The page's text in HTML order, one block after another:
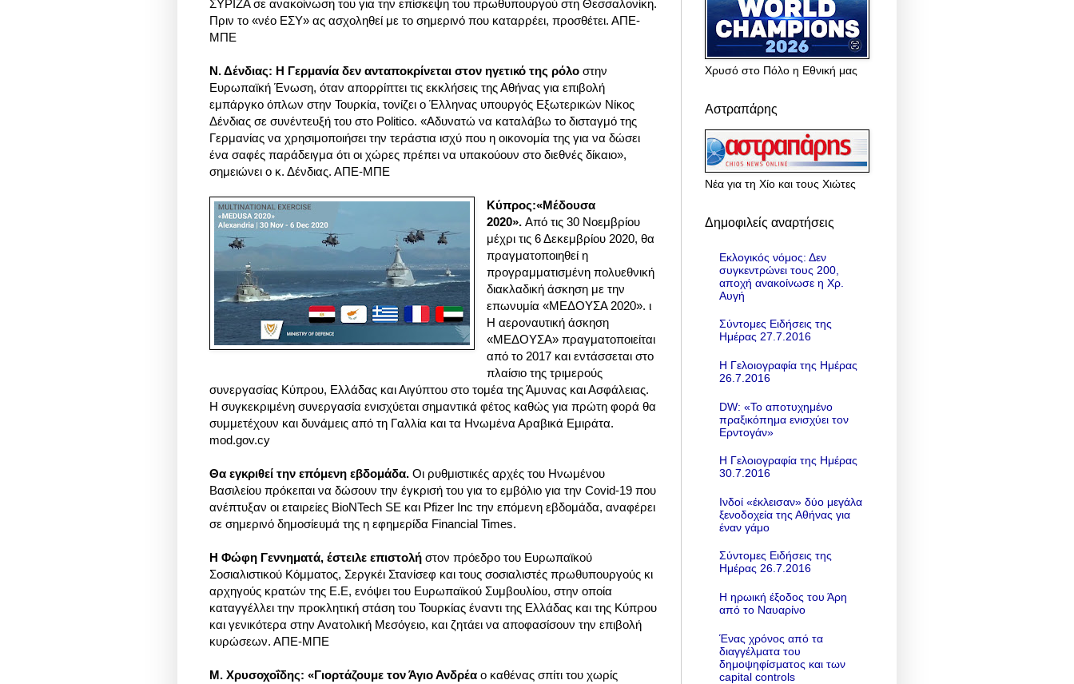
ΣΥΡΙΖΑ σε ανακοίνωση του για την επίσκεψη του πρωθυπουργού στη Θεσσαλονίκη.
Πριν το «νέο ΕΣΥ» ας ασχοληθεί με το σημερινό που καταρρέει, προσθέτει. ΑΠΕ-
ΜΠΕ
Ν. Δένδιας: H Γερμανία δεν ανταποκρίνεται στον ηγετικό της ρόλο στην
Ευρωπαϊκή Ένωση, όταν απορρίπτει τις εκκλήσεις της Αθήνας για επιβολή
εμπάργκο όπλων στην Τουρκία, τονίζει ο Έλληνας υπουργός Εξωτερικών Νίκος
Δένδιας σε συνέντευξή του στο Politico. «Αδυνατώ να καταλάβω το δισταγμό της
Γερμανίας να χρησιμοποιήσει την τεράστια ισχύ που η οικονομία της για να δώσει
ένα σαφές παράδειγμα ότι οι χώρες πρέπει να υπακούουν στο διεθνές δίκαιο»,
σημειώνει ο κ. Δένδιας. ΑΠΕ-ΜΠΕ
Κύπρος:«Μέδουσα
2020». Από τις 30 Νοεμβρίου
μέχρι τις 6 Δεκεμβρίου 2020, θα
πραγματοποιηθεί η
προγραμματισμένη πολυεθνική
διακλαδική άσκηση με την
επωνυμία «ΜΕΔΟΥΣΑ 2020». ι
Η αεροναυτική άσκηση
«ΜΕΔΟΥΣΑ» πραγματοποιείται
από το 2017 και εντάσσεται στο
πλαίσιο της τριμερούς
συνεργασίας Κύπρου, Ελλάδας και Αιγύπτου στο τομέα της Άμυνας και Ασφάλειας.
Η συγκεκριμένη συνεργασία ενισχύεται σημαντικά φέτος καθώς για πρώτη φορά θα
συμμετέχουν και δυνάμεις από τη Γαλλία και τα Ηνωμένα Αραβικά Εμιράτα.
mod.gov.cy
Θα εγκριθεί την επόμενη εβδομάδα. Οι ρυθμιστικές αρχές του Ηνωμένου
Βασιλείου πρόκειται να δώσουν την έγκρισή του για το εμβόλιο για την Covid-19 που
ανέπτυξαν οι εταιρείες BioNTech SE και Pfizer Inc την επόμενη εβδομάδα, αναφέρει
σε σημερινό δημοσίευμά της η εφημερίδα Financial Times.
Η Φώφη Γεννηματά, έστειλε επιστολή στον πρόεδρο του Ευρωπαϊκού
Σοσιαλιστικού Κόμματος, Σεργκέι Στανίσεφ και τους σοσιαλιστές πρωθυπουργούς κι
αρχηγούς κρατών της Ε.Ε, ενόψει του Ευρωπαϊκού Συμβουλίου, στην οποία
καταγγέλλει την προκλητική στάση του Τουρκίας έναντι της Ελλάδας και της Κύπρου
και γενικότερα στην Ανατολική Μεσόγειο, και ζητάει να αποφασίσουν την επιβολή
κυρώσεων. ΑΠΕ-ΜΠΕ
Μ. Χρυσοχοΐδης: «Γιορτάζουμε τον Άγιο Ανδρέα ο καθένας σπίτι του χωρίς
Χρυσό στο Πόλο η Εθνική μας
Αστραπάρης
Νέα για τη Χίο και τους Χιώτες
Δημοφιλείς αναρτήσεις
Εκλογικός νόμος: Δεν
συγκεντρώνει τους 200,
αποχή ανακοίνωσε η Χρ.
Αυγή
Σύντομες Ειδήσεις της
Ημέρας 27.7.2016
Η Γελοιογραφία της Ημέρας
26.7.2016
DW: «To αποτυχημένο
πραξικόπημα ενισχύει τον
Ερντογάν»
Η Γελοιογραφία της Ημέρας
30.7.2016
Ινδοί «έκλεισαν» δύο μεγάλα
ξενοδοχεία της Αθήνας για
έναν γάμο
Σύντομες Ειδήσεις της
Ημέρας 26.7.2016
Η ηρωική έξοδος του Άρη
από το Ναυαρίνο
Ένας χρόνος από τα
διαγγέλματα του
δημοψηφίσματος και των
capital controls